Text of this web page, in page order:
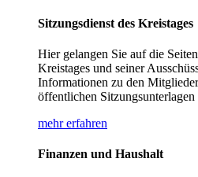
Sitzungsdienst des Kreistages
Hier gelangen Sie auf die
Kreistages und seiner
Informationen zu den
öffentlichen Sitzungsunterlagen
mehr erfahren
Finanzen und Haushalt